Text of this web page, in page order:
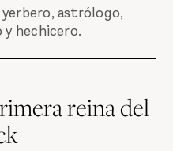
astrólogo,
hechicero.
reina del